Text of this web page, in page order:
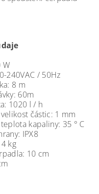
W
240VAC / 50Hz
8 m
60m
1020 l / h
částic: 1 mm
kapaliny: 35 ° C
IPX8
kg
10 cm